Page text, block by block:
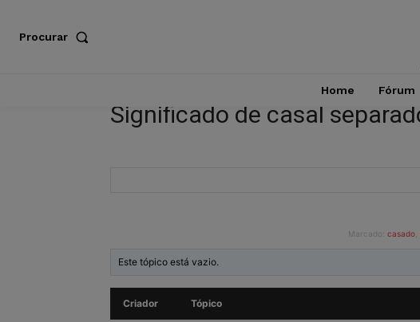
Procurar
Home Fórum
Significado de casal
Marcado: casado
Este tópico está vazio.
Criador Tópico